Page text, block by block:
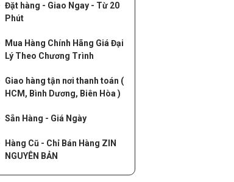
Đặt hàng - Giao Ngay - Từ 20
Phút
Mua Hàng Chính Hãng Giá Đại
Lý Theo Chương Trình
Giao hàng tận nơi thanh toán (
HCM, Bình Dương, Biên Hòa )
Sẵn Hàng - Giá Ngày
Hàng Cũ - Chỉ Bán Hàng ZIN
NGUYÊN BẢN